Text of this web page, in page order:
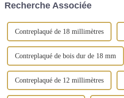
comme un...
Recherche Associée
Contreplaqué de 18 millimètres
Contreplaqué de bois dur de 18 mm
Contreplaqué de 12 millimètres